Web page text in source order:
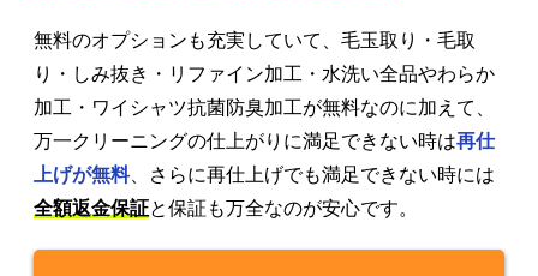
無料のオプションも充実していて、毛玉取り・毛取
り・しみ抜き・リファイン加工・水洗い全品やわらか
加工・ワイシャツ抗菌防臭加工が無料なのに加えて、
万一クリーニングの仕上がりに満足できない時は再仕
上げが無料、さらに再仕上げでも満足できない時には
全額返金保証と保証も万全なのが安心です。